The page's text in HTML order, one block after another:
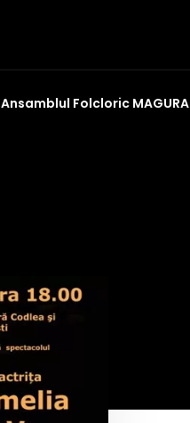
Ansamblul Folcloric MAGURA